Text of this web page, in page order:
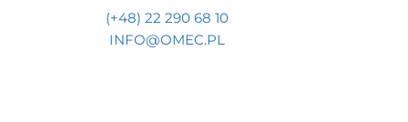
(+48) 22 290 68 10
INFO@OMEC.PL